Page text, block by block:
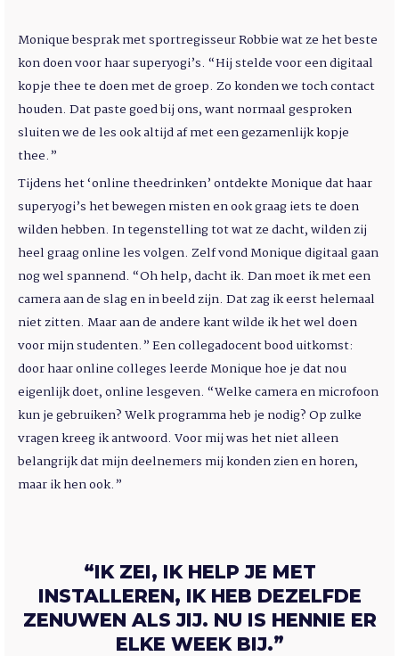
Monique besprak met sportregisseur Robbie wat ze het beste
kon doen voor haar superyogi’s. “Hij stelde voor een digitaal
kopje thee te doen met de groep. Zo konden we toch contact
houden. Dat paste goed bij ons, want normaal gesproken
sluiten we de les ook altijd af met een gezamenlijk kopje
thee.”
Tijdens het ‘online theedrinken’ ontdekte Monique dat haar
superyogi’s het bewegen misten en ook graag iets te doen
wilden hebben. In tegenstelling tot wat ze dacht, wilden zij
heel graag online les volgen. Zelf vond Monique digitaal gaan
nog wel spannend. “Oh help, dacht ik. Dan moet ik met een
camera aan de slag en in beeld zijn. Dat zag ik eerst helemaal
niet zitten. Maar aan de andere kant wilde ik het wel doen
voor mijn studenten.” Een collegadocent bood uitkomst:
door haar online colleges leerde Monique hoe je dat nou
eigenlijk doet, online lesgeven. “Welke camera en microfoon
kun je gebruiken? Welk programma heb je nodig? Op zulke
vragen kreeg ik antwoord. Voor mij was het niet alleen
belangrijk dat mijn deelnemers mij konden zien en horen,
maar ik hen ook.”
“IK ZEI, IK HELP JE MET
INSTALLEREN, IK HEB DEZELFDE
ZENUWEN ALS JIJ. NU IS HENNIE ER
ELKE WEEK BIJ.”